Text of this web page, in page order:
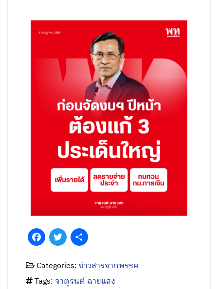
FacebookTwitter
Categories:ข่าวสารจากพรรค
Tags:จาตุรนต์ ฉายแสง